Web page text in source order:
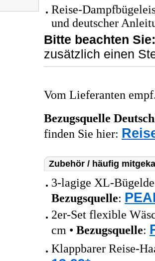
Reise-
und deutscher
Bitte beachten Sie:
zusätzlich einen
Vom Lieferanten
Bezugsquelle
finden Sie hier:
Zubehör / häufig
3-lagige XL-
Bezugsquelle:
2er-Set flexible
cm • Bezugsquelle:
Klappbarer Reise-